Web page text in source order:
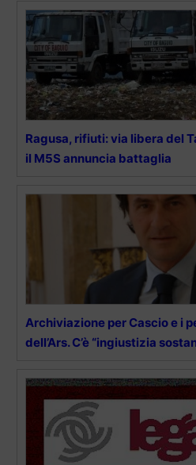
Ragusa, rifiuti: via libera del
il M5S annuncia battaglia
Archiviazione per Cascio e i
dell’Ars. C’è “ingiustizia